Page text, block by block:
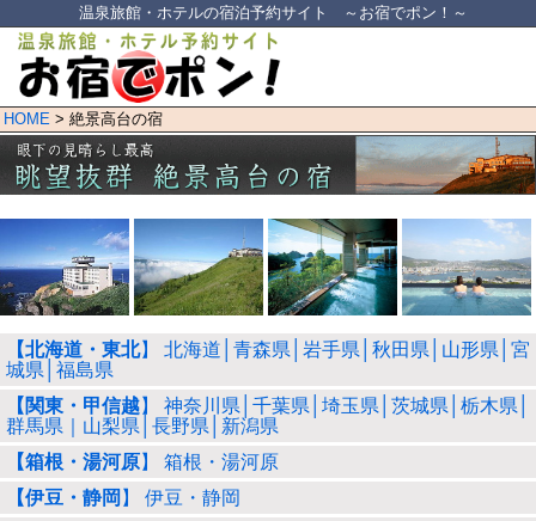
温泉旅館・ホテルの宿泊予約サイト ～お宿でポン！～
HOME > 絶景高台の宿
【北海道・東北】 北海道│青森県│岩手県│秋田県│山形県│宮
城県│福島県
【関東・甲信越】 神奈川県│千葉県│埼玉県│茨城県│栃木県│
群馬県｜山梨県│長野県│新潟県
【箱根・湯河原】 箱根・湯河原
【伊豆・静岡 】 伊豆・静岡